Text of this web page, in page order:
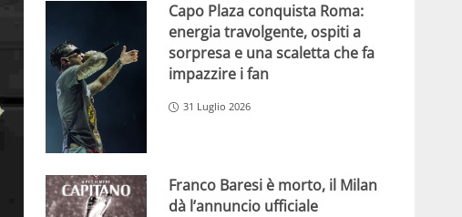
Capo Plaza conquista Roma:
energia travolgente, ospiti a
sorpresa e una scaletta che fa
impazzire i fan
31 Luglio 2026
Franco Baresi è morto, il Milan
dà l’annuncio ufficiale